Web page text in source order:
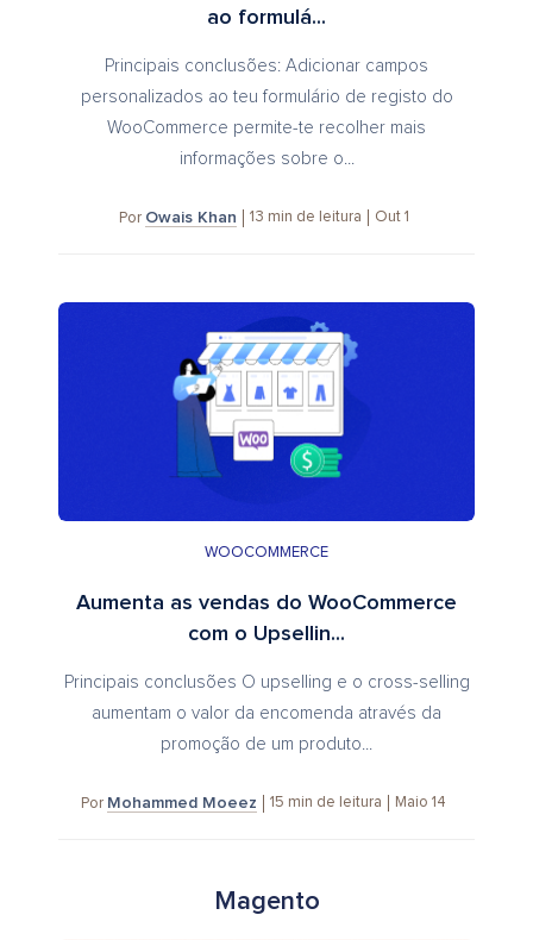
ao formulá...
Principais conclusões: Adicionar campos
personalizados ao teu formulário de registo do
WooCommerce permite-te recolher mais
informações sobre o...
Por Owais Khan 13 min de leitura Out 1
WOOCOMMERCE
Aumenta as vendas do WooCommerce
com o Upsellin...
Principais conclusões O upselling e o cross-selling
aumentam o valor da encomenda através da
promoção de um produto...
Por Mohammed Moeez 15 min de leitura Maio 14
Magento